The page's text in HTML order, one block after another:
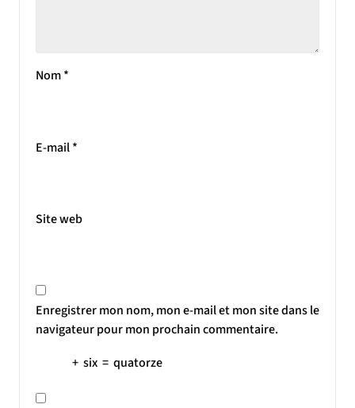
Nom*
E-mail*
Site web
Enregistrer mon nom, mon e-mail et mon site dans le
navigateur pour mon prochain commentaire.
+ six = quatorze